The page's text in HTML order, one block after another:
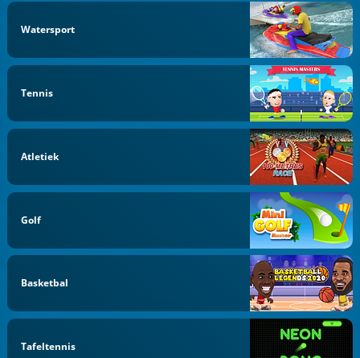
Watersport
Tennis
Atletiek
Golf
Basketbal
Tafeltennis